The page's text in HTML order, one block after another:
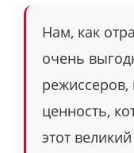
Нам, как
очень
режиссеров,
ценность,
этот